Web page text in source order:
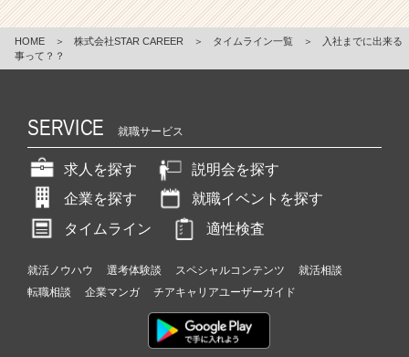
HOME ＞ 株式会社STAR CAREER ＞ タイムライン一覧 ＞
入社までに出来る
事って？？
SERVICE 就職サービス
求人を探す
説明会を探す
企業を探す
就職イベントを探す
タイムライン
適性検査
就活ノウハウ 選考体験談 スペシャルコンテンツ
就活相談
転職相談
企業マンガ チアキャリアユーザーガイド